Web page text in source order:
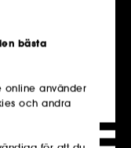
bästa
online använder
och andra